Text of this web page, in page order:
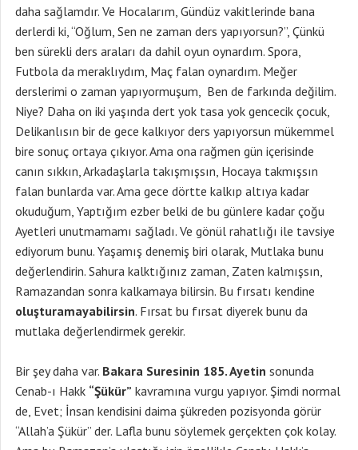
daha sağlamdır. Ve Hocalarım, Gündüz vakitlerinde bana
derlerdi ki, “Oğlum, Sen ne zaman ders yapıyorsun?”, Çünkü
ben sürekli ders araları da dahil oyun oynardım. Spora,
Futbola da meraklıydım, Maç falan oynardım. Meğer
derslerimi o zaman yapıyormuşum, Ben de farkında değilim.
Niye? Daha on iki yaşında dert yok tasa yok gencecik çocuk,
Delikanlısın bir de gece kalkıyor ders yapıyorsun mükemmel
bire sonuç ortaya çıkıyor. Ama ona rağmen gün içerisinde
canın sıkkın, Arkadaşlarla takışmışsın, Hocaya takmışsın
falan bunlarda var. Ama gece dörtte kalkıp altıya kadar
okuduğum, Yaptığım ezber belki de bu günlere kadar çoğu
Ayetleri unutmamamı sağladı. Ve gönül rahatlığı ile tavsiye
ediyorum bunu. Yaşamış denemiş biri olarak, Mutlaka bunu
değerlendirin. Sahura kalktığınız zaman, Zaten kalmışsın,
Ramazandan sonra kalkamaya bilirsin. Bu fırsatı kendine
oluşturamayabilirsin. Fırsat bu fırsat diyerek bunu da
mutlaka değerlendirmek gerekir.
Bir şey daha var. Bakara Suresinin 185. Ayetin sonunda
Cenab-ı Hakk “Şükür” kavramına vurgu yapıyor. Şimdi normal
de, Evet; İnsan kendisini daima şükreden pozisyonda görür
“Allah’a Şükür” der. Lafla bunu söylemek gerçekten çok kolay.